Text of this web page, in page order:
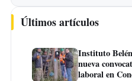
Últimos artículos
Instituto
nueva
laboral en